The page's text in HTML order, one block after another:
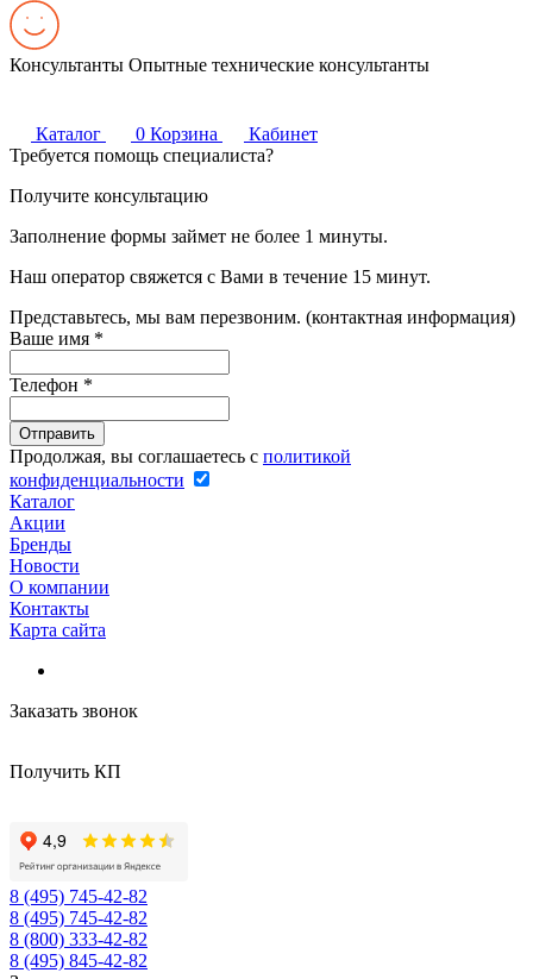
Консультанты Опытные технические консультанты
Каталог 0 Корзина
Кабинет
Требуется помощь специалиста?
Получите консультацию
Заполнение формы займет не более 1 минуты.
Наш оператор свяжется с Вами в течение 15 минут.
Представьтесь, мы вам перезвоним. (контактная информация)
Ваше имя *
Телефон *
Продолжая, вы соглашаетесь с политикой
конфиденциальности
Каталог
Акции
Бренды
Новости
О компании
Контакты
Карта сайта
Заказать звонок
Получить КП
8 (495) 745-42-82
8 (495) 745-42-82
8 (800) 333-42-82
8 (495) 845-42-82